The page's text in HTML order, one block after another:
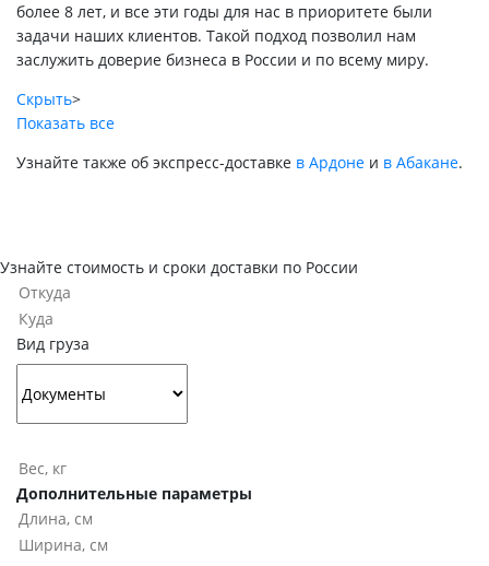
более 8 лет, и все эти годы для нас в приоритете были
задачи наших клиентов. Такой подход позволил нам
заслужить доверие бизнеса в России и по всему миру.
Скрыть>
Показать все
Узнайте также об экспресс-доставке в Ардоне и в Абакане.
Узнайте стоимость и сроки доставки по России
Вид груза
Дополнительные параметры